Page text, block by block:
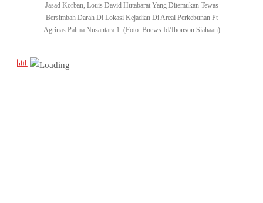
Jasad Korban, Louis David Hutabarat Yang Ditemukan Tewas
Bersimbah Darah Di Lokasi Kejadian Di Areal Perkebunan Pt
Agrinas Palma Nusantara 1. (Foto: Bnews.Id/Jhonson Siahaan)